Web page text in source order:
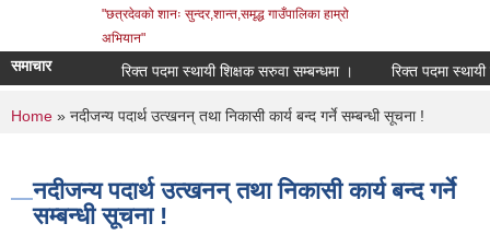
"छत्रदेवको शानः सुन्दर,शान्त,समृद्ध गाउँपालिका हाम्रो
अभियान"
समाचार रिक्त पदमा स्थायी शिक्षक सरुवा सम्बन्धमा । रिक्त पदमा स्थायी
You are here
Home » नदीजन्य पदार्थ उत्खनन् तथा निकासी कार्य बन्द गर्ने सम्बन्धी सूचना !
नदीजन्य पदार्थ उत्खनन् तथा निकासी कार्य बन्द गर्ने
सम्बन्धी सूचना !